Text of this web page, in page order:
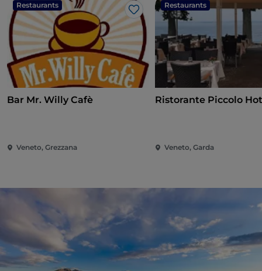
Restaurants
Like
Bar Mr. Willy Cafè
Veneto, Grezzana
Restaurants
Ristorante Piccolo
Veneto, Garda